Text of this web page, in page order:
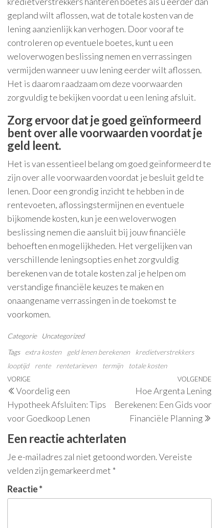
gepland wilt aflossen, wat de totale kosten van de
lening aanzienlijk kan verhogen. Door vooraf te
controleren op eventuele boetes, kunt u een
weloverwogen beslissing nemen en verrassingen
vermijden wanneer u uw lening eerder wilt aflossen.
Het is daarom raadzaam om deze voorwaarden
zorgvuldig te bekijken voordat u een lening afsluit.
Zorg ervoor dat je goed geïnformeerd
bent over alle voorwaarden voordat je
geld leent.
Het is van essentieel belang om goed geïnformeerd te
zijn over alle voorwaarden voordat je besluit geld te
lenen. Door een grondig inzicht te hebben in de
rentevoeten, aflossingstermijnen en eventuele
bijkomende kosten, kun je een weloverwogen
beslissing nemen die aansluit bij jouw financiële
behoeften en mogelijkheden. Het vergelijken van
verschillende leningsopties en het zorgvuldig
berekenen van de totale kosten zal je helpen om
verstandige financiële keuzes te maken en
onaangename verrassingen in de toekomst te
voorkomen.
Categorie
Uncategorized
Tags
extra kosten geld lenen berekenen
kredietverstrekkers
looptijd
rente rentetarieven termijn totale kosten
Berichtnavigatie
Vorig
bericht
VORIGE
Voordelig een
Hypotheek Afsluiten: Tips
voor Goedkoop Lenen
VOLGENDE
Hoe Argenta Lening
Berekenen: Een Gids voor
Financiële Planning
Een reactie achterlaten
Je e-mailadres zal niet getoond worden.Vereiste
velden zijn gemarkeerd met *
Reactie*